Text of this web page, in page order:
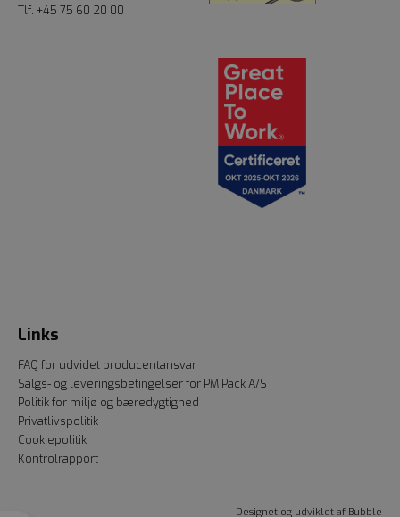
Tlf. +45 75 60 20 00
Links
FAQ for udvidet producentansvar
Salgs- og leveringsbetingelser for PM Pack A/S
Politik for miljø og bæredygtighed
Privatlivspolitik
Cookiepolitik
Kontrolrapport
Designet og udviklet af Bubble